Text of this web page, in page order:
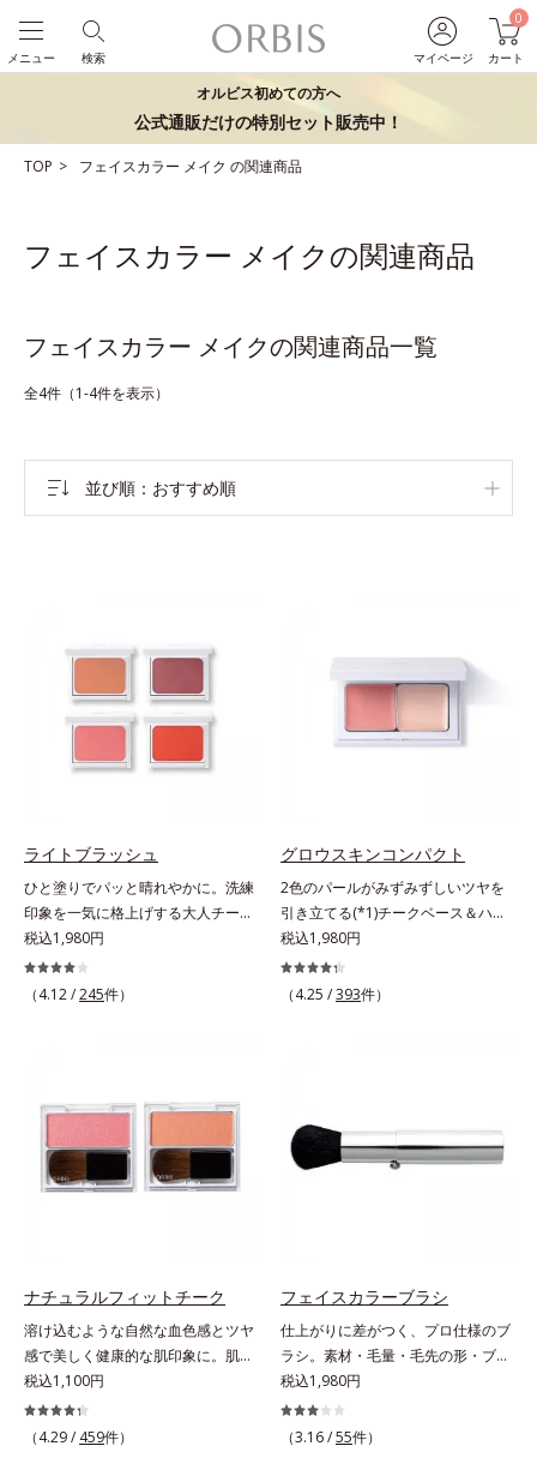
マイページ
0
カート
検索
メニュー
オルビス初めての方へ
公式通販だけの特別セット販売中！
TOP フェイスカラー メイク の関連商品
フェイスカラー メイクの関連商品
フェイスカラー メイクの関連商品一覧
全4件（1-4件を表示）
並び順 おすすめ順
ライトブラッシュ
ひと塗りでパッと晴れやかに。洗練
印象を一気に格上げする大人チーク
の決定版 。くすみを払って美肌に
見せ、透け感のある自然な色づきで
イキイキした表情が際立つチークで
え、ギラつきのない内からにじむよ
うな穏やかな発色を実現しました。
チークでありながらうるおいをもた
らし、肌とのフィット感がUP。ひ
税込1,980円
（4.12 /245件）
グロウスキンコンパクト
2色のパールがみずみずしいツヤを
引き立てる(*1)チークベース＆ハイ
ライト。ベースメイクの仕上げに重
ねれば、みずみずしいツヤが表情を
一段と魅力的に引き立てる、チーク
ルがお互いの鮮やかさを強調。絶妙
なコントラストでいきいきとした血
配合。パウダー、リキッド、どのタ
群で、ヨレたりせず、きれいに仕上
がります。*1 メイク効果による*2
ジメチコン
税込1,980円
（4.25 /393件）
ナチュラルフィットチーク
溶け込むような自然な血色感とツヤ
感で美しく健康的な肌印象に。肌本
来の血色の仕組みに着目した設計
で、ひとはけするだけで肌に溶け込
むように美しく発色。柔らかく自然
税込1,100円
（4.29 / 459件）
フェイスカラーブラシ
仕上がりに差がつく、プロ仕様のブ
ラシ。素材・毛量・毛先の形・ブラ
シの幅、すべてにメイクしやすさを
追求。テクニックいらずで簡単にプ
ロ並みの仕上がりに。機能性の高さ
税込1,980円
（3.16 /55件）